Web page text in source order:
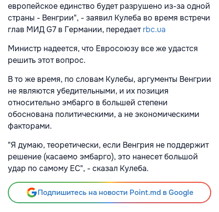
европейское единство будет разрушено из-за одной
страны - Венгрии", - заявил Кулеба во время встречи
глав МИД G7 в Германии, передаетrbc.ua
Министр надеется, что Евросоюзу все же удастся
решить этот вопрос.
В то же время, по словам Кулебы, аргументы Венгрии
не являются убедительными, и их позиция
относительно эмбарго в большей степени
обоснована политическими, а не экономическими
факторами.
"Я думаю, теоретически, если Венгрия не поддержит
решение (касаемо эмбарго), это нанесет большой
удар по самому ЕС", - сказал Кулеба.
Подпишитесь на новости Point.md в Google